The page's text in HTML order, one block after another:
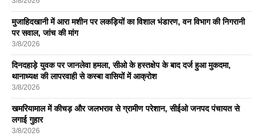
मुजाहिदखानी में आरा मशीन पर लकड़ियों का विशाल भंडारण, वन विभाग की निगरानी
पर सवाल, जांच की मांग
3/8/2026
दिनदहाड़े युवक पर जानलेवा हमला, सीओ के हस्तक्षेप के बाद दर्ज हुआ मुकदमा,
थानाध्यक्ष की लापरवाही से कस्बा वासियों में आक्रोश
3/8/2026
खमरियामाल में कीचड़ और जलभराव से ग्रामीण परेशान, सीईओ जनपद पंचायत से
लगाई गुहार
3/8/2026